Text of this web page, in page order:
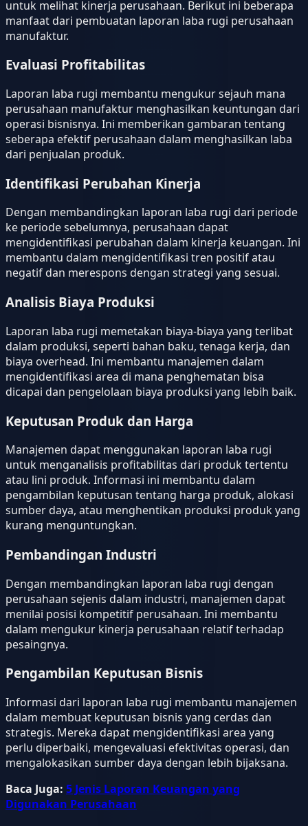
untuk melihat kinerja perusahaan. Berikut ini beberapa
manfaat dari pembuatan laporan laba rugi perusahaan
manufaktur.
Evaluasi Profitabilitas
Laporan laba rugi membantu mengukur sejauh mana
perusahaan manufaktur menghasilkan keuntungan dari
operasi bisnisnya. Ini memberikan gambaran tentang
seberapa efektif perusahaan dalam menghasilkan laba
dari penjualan produk.
Identifikasi Perubahan Kinerja
Dengan membandingkan laporan laba rugi dari periode
ke periode sebelumnya, perusahaan dapat
mengidentifikasi perubahan dalam kinerja keuangan. Ini
membantu dalam mengidentifikasi tren positif atau
negatif dan merespons dengan strategi yang sesuai.
Analisis Biaya Produksi
Laporan laba rugi memetakan biaya-biaya yang terlibat
dalam produksi, seperti bahan baku, tenaga kerja, dan
biaya overhead. Ini membantu manajemen dalam
mengidentifikasi area di mana penghematan bisa
dicapai dan pengelolaan biaya produksi yang lebih baik.
Keputusan Produk dan Harga
Manajemen dapat menggunakan laporan laba rugi
untuk menganalisis profitabilitas dari produk tertentu
atau lini produk. Informasi ini membantu dalam
pengambilan keputusan tentang harga produk, alokasi
sumber daya, atau menghentikan produksi produk yang
kurang menguntungkan.
Pembandingan Industri
Dengan membandingkan laporan laba rugi dengan
perusahaan sejenis dalam industri, manajemen dapat
menilai posisi kompetitif perusahaan. Ini membantu
dalam mengukur kinerja perusahaan relatif terhadap
pesaingnya.
Pengambilan Keputusan Bisnis
Informasi dari laporan laba rugi membantu manajemen
dalam membuat keputusan bisnis yang cerdas dan
strategis. Mereka dapat mengidentifikasi area yang
perlu diperbaiki, mengevaluasi efektivitas operasi, dan
mengalokasikan sumber daya dengan lebih bijaksana.
Baca Juga: 5 Jenis Laporan Keuangan yang
Digunakan Perusahaan